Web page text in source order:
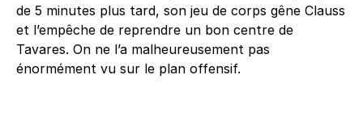
de 5 minutes plus tard, son jeu de corps gêne Clauss
et l’empêche de reprendre un bon centre de
Tavares. On ne l’a malheureusement pas
énormément vu sur le plan offensif.